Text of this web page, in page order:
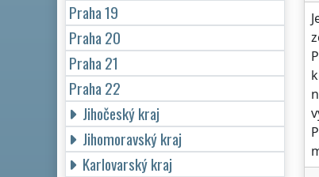
Praha 19
Praha 20
Praha 21
Praha 22
Jihočeský kraj
Jihomoravský kraj
Karlovarský kraj